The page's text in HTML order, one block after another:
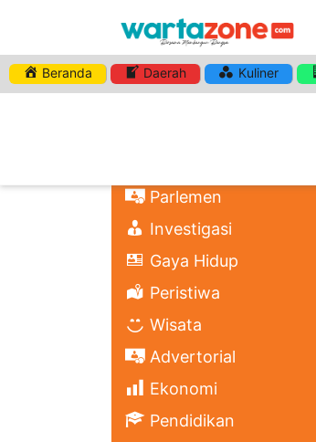
Beranda Daerah Kuliner
Parlemen
Investigasi
Gaya Hidup
Peristiwa
Wisata
Advertorial
Ekonomi
Pendidikan